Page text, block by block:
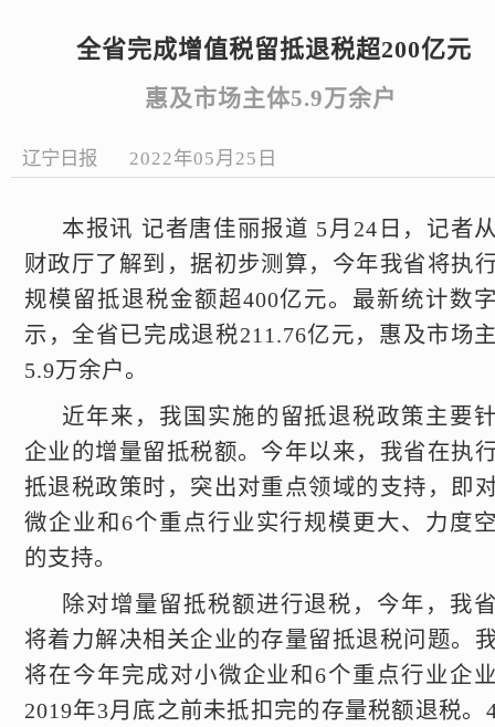
全省完成增值税留抵退税超200亿元
惠及市场主体5.9万余户
辽宁日报 2022年05月25日
本报讯 记者唐佳丽报道 5月24日，记者
财政厅了解到，据初步测算，今年我省将执
规模留抵退税金额超400亿元。最新统计数
示，全省已完成退税211.76亿元，惠及市场
5.9万余户。
近年来，我国实施的留抵退税政策主要
企业的增量留抵税额。今年以来，我省在执
抵退税政策时，突出对重点领域的支持，即
微企业和6个重点行业实行规模更大、力度
的支持。
除对增量留抵税额进行退税，今年，我
将着力解决相关企业的存量留抵退税问题。
将在今年完成对小微企业和6个重点行业企
2019年3月底之前未抵扣完的存量税额退税。